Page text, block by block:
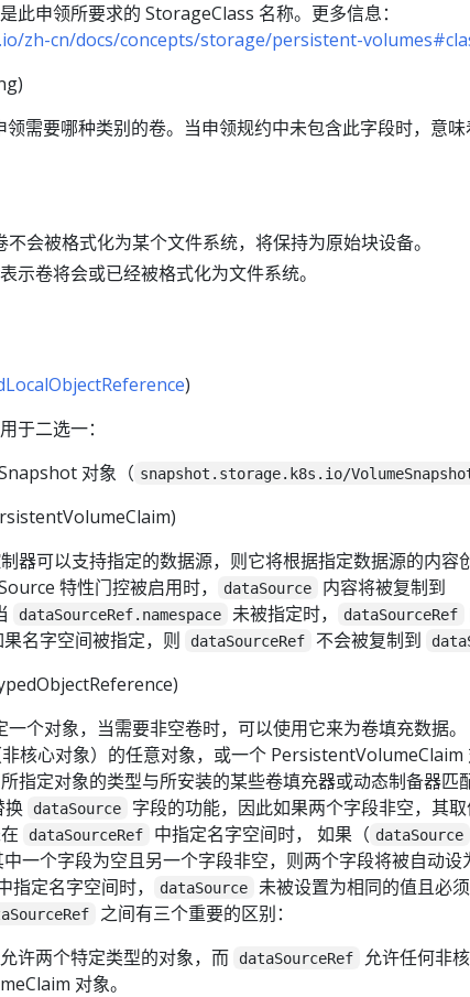
是此申领所要求的 StorageClass 名称。更多信息：
zh-cn/docs/concepts/storage/persistent-
需要哪种类别的卷。当申领规约中未包含此字段时，意味
不会被格式化为某个文件系统，将保持为原始块设备。
表示卷将会或已经被格式化为文件系统。
)
于二选一：
对象（ snapshot.storage.k8s.io/
器可以支持指定的数据源，则它将根据指定数据源的内容
特性门控被启用时，
dataSource 内容将被复制到
dataSourceRef.namespace 未被指定时， dataSourceRef
名字空间被指定，则 dataSourceRef 不会被复制到
一个对象，当需要非空卷时，可以使用它来为卷填充数据
核心对象）的任意对象，或一个 PersistentVolumeClaim
指定对象的类型与所安装的某些卷填充器或动态制备器匹
换
dataSource
字段的功能，因此如果两个字段非空，其取
dataSourceRef 中指定名字空间时， 如果（ dataSource
中一个字段为空且另一个字段非空，则两个字段将被自动设
指定名字空间时， dataSource 未被设置为相同的值且必须
之间有三个重要的区别：
许两个特定类型的对象，而 dataSourceRef
允许任何非
对象。